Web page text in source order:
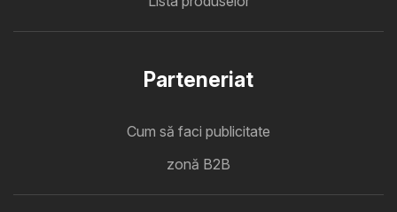
Parteneriat
Cum să faci publicitate
zonă B2B